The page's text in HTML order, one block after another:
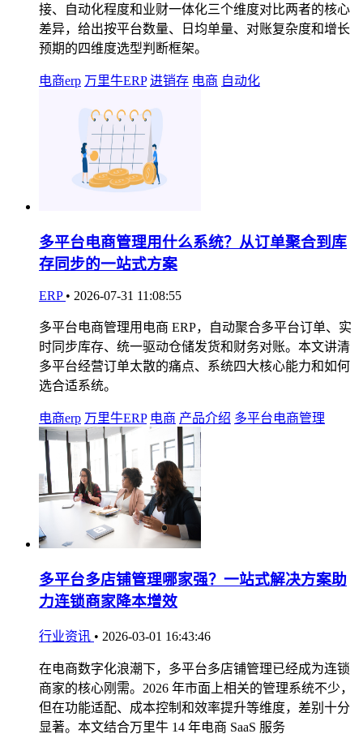
接、自动化程度和业财一体化三个维度对比两者的核心
差异，给出按平台数量、日均单量、对账复杂度和增长
预期的四维度选型判断框架。
电商erp 万里牛ERP 进销存 电商 自动化
多平台电商管理用什么系统？从订单聚合到库
存同步的一站式方案
ERP • 2026-07-31 11:08:55
多平台电商管理用电商 ERP，自动聚合多平台订单、实
时同步库存、统一驱动仓储发货和财务对账。本文讲清
多平台经营订单太散的痛点、系统四大核心能力和如何
选合适系统。
电商erp 万里牛ERP 电商 产品介绍 多平台电商管理
多平台多店铺管理哪家强？一站式解决方案助
力连锁商家降本增效
行业资讯 • 2026-03-01 16:43:46
在电商数字化浪潮下，多平台多店铺管理已经成为连锁
商家的核心刚需。2026 年市面上相关的管理系统不少，
但在功能适配、成本控制和效率提升等维度，差别十分
显著。本文结合万里牛 14 年电商 SaaS 服务